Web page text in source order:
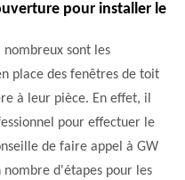
pour installer le
nombreux sont les
place des fenêtres de toit
à leur pièce. En effet, il
pour effectuer le
de faire appel à GW
d'étapes pour les